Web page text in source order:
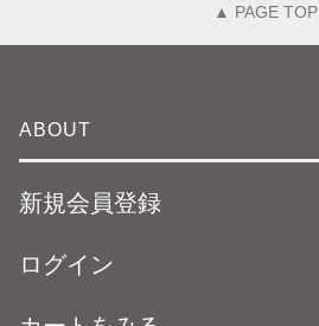
▲ PAGE TOP
ABOUT
新規会員登録
ログイン